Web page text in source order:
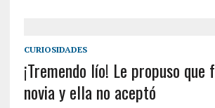
CURIOSIDADES
¡Tremendo lío! Le propuso que
novia y ella no aceptó